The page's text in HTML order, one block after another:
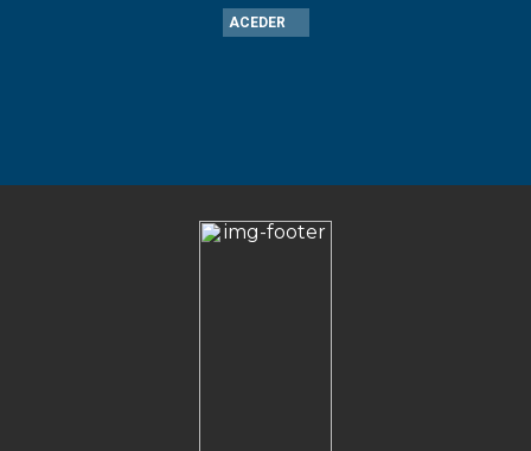
ACEDER